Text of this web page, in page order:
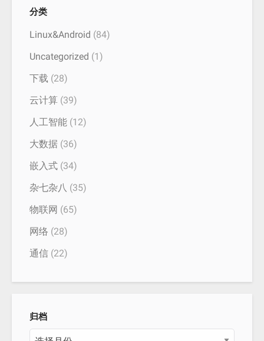
分类
Linux&Android (84)
Uncategorized (1)
下载 (28)
云计算 (39)
人工智能 (12)
大数据 (36)
嵌入式 (34)
杂七杂八 (35)
物联网 (65)
网络 (28)
通信 (22)
归档
归